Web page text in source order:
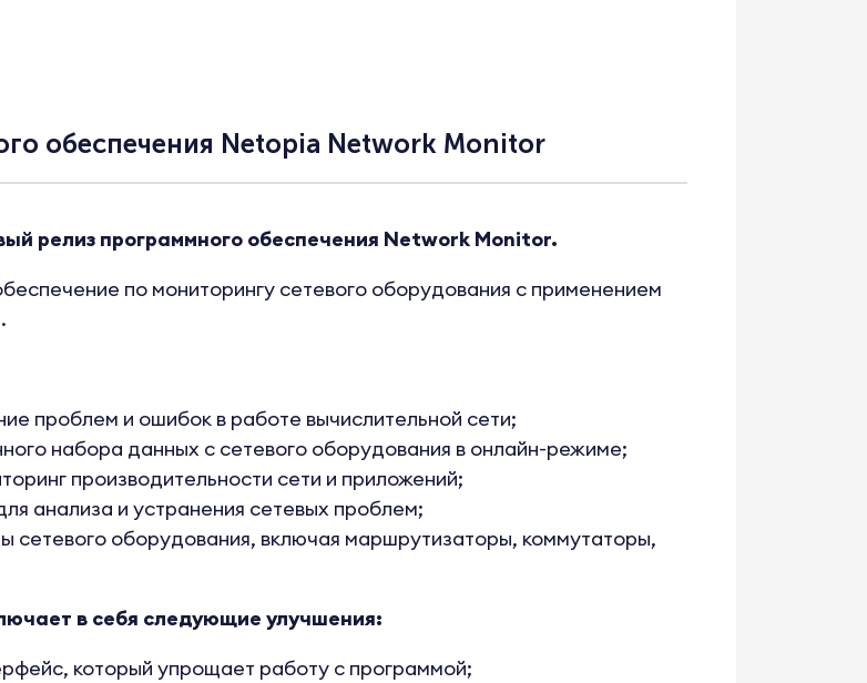
обеспечения Netopia Network Monitor
релиз программного обеспечения Network Monitor.
по мониторингу сетевого оборудования с применением
проблем и ошибок в работе вычислительной сети;
набора данных с сетевого оборудования в онлайн-режиме;
производительности сети и приложений;
анализа и устранения сетевых проблем;
сетевого оборудования, включая маршрутизаторы, коммутаторы,
в себя следующие улучшения:
который упрощает работу с программой;